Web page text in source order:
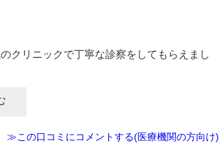
クリニックで丁寧な診察をしてもらえまし
≫この口コミにコメントする(医療機関の方向け)